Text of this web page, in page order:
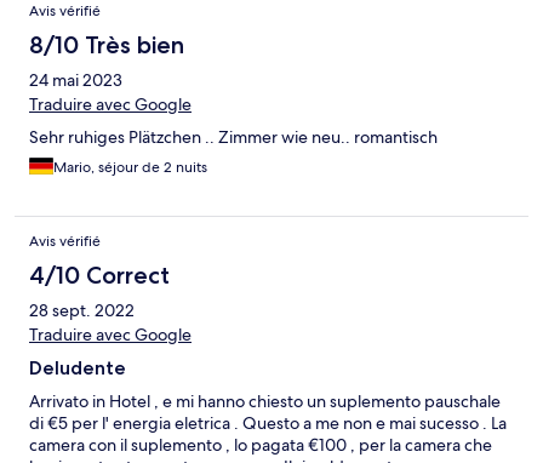
Avis vérifié
8/10 Très bien
24 mai 2023
Traduire avec Google
Sehr ruhiges Plätzchen .. Zimmer wie neu.. romantisch
Mario, séjour de 2 nuits
Avis vérifié
4/10 Correct
28 sept. 2022
Traduire avec Google
Deludente
Arrivato in Hotel , e mi hanno chiesto un suplemento pauschale
di €5 per l' energia eletrica . Questo a me non e mai sucesso . La
camera con il suplemento , lo pagata €100 , per la camera che